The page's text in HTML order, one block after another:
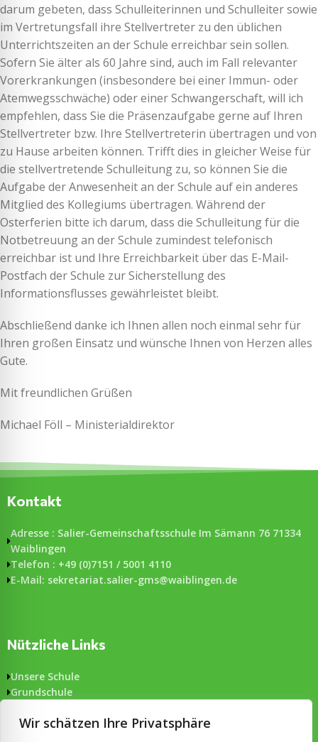
Wir schätzen Ihre Privatsphäre
darum gebeten, dass Schulleiterinnen und Schulleiter sowie
im Vertretungsfall ihre Stellvertreter zu den üblichen
Unterrichtszeiten an der Schule erreichbar sein sollen.
Sofern Sie älter als 60 Jahre sind, auch im Fall relevanter
Vorerkrankungen (insbesondere bei einer Immun- oder
Atemwegsschwäche) oder einer Schwangerschaft, will ich
empfehlen, dass Sie die Präsenzaufgabe gerne auf Ihren
Stellvertreter bzw. Ihre Stellvertreterin übertragen und von
zu Hause arbeiten können. Trifft dies in gleicher Weise für
die stellvertretende Schulleitung zu, so können Sie die
Aufgabe der Anwesenheit an der Schule auf ein anderes
Mitglied des Kollegiums übertragen. Während der
Osterferien bitte ich darum, dass die Schulleitung für die
Notbetreuung an der Schule zumindest telefonisch
erreichbar ist und Ihre Erreichbarkeit über das E-Mail-
Postfach der Schule zur Sicherstellung des
Informationsflusses gewährleistet bleibt.
Abschließend danke ich Ihnen allen noch einmal sehr für
Ihren großen Einsatz und wünsche Ihnen von Herzen alles
Gute.
Mit freundlichen Grüßen
Michael Föll – Ministerialdirektor
Kontakt
Adresse : Salier-Gemeinschaftsschule Im Sämann 76 71334
Waiblingen
Telefon : +49 (0)7151 / 5001 4110
E-Mail: sekretariat.salier-gms@waiblingen.de
Nützliche Links
Unsere Schule
Grundschule
Aktuelles